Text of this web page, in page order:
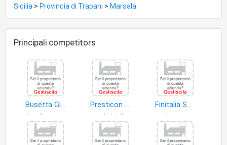
Sicilia > Provincia di Trapani > Marsala
Principali competitors
Busetta Giovanni Vito
Presticon S.r.l
Finitalia Soc.Coop
denaro